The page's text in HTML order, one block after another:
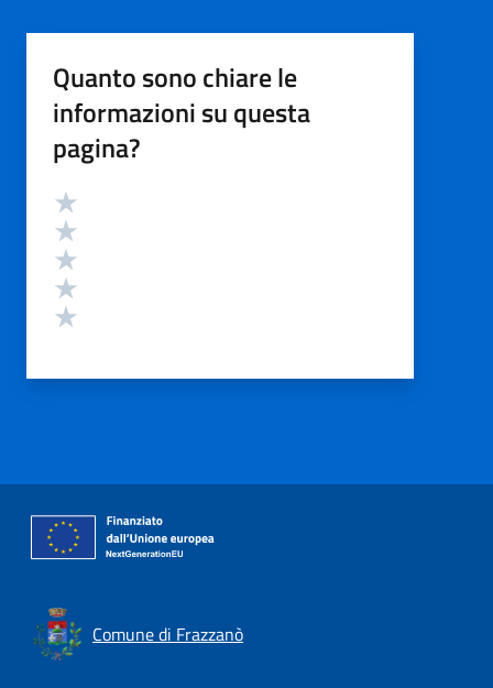
Quanto sono chiare le
informazioni su questa
pagina?
Valutazione
Comune di Frazzanò